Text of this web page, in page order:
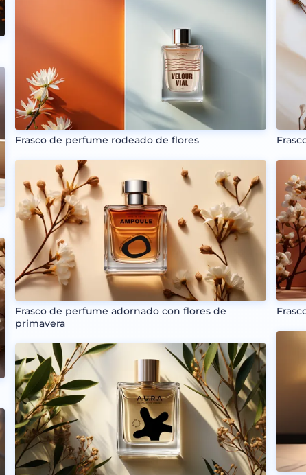
Frasco de perfume rodeado de flores
Frasco de perfume adornado con flores de
primavera